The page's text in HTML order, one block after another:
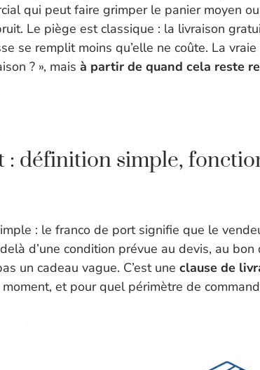
qui peut faire grimper le panier moyen
Le piège est classique : la livraison
se remplit moins qu’elle ne coûte. La vraie
? », maisà partir de quand cela reste
: définition simple,
: le franco de port signifie que le
d’une condition prévue au devis, au bon
un cadeau vague. C’est uneclause de
et pour quel périmètre de